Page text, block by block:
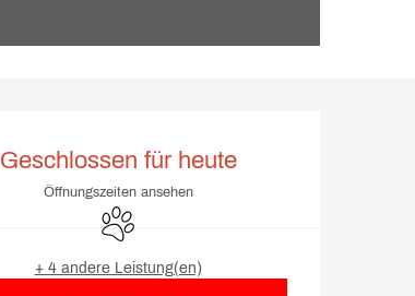
Geschlossen für heute
Öffnungszeiten ansehen
Tiere erlaubt
+ 4 andere Leistung(en)